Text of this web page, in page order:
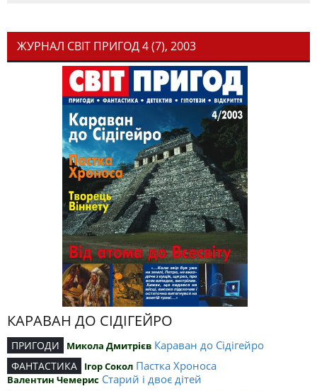
ЖУРНАЛ СВІТ ПРИГОД 4 (7), 2003
КАРАВАН ДО СІДІГЕЙРО
ПРИГОДИ Микола Дмитрієв Караван до Сідігейро
ФАНТАСТИКА Ігор Сокол Пастка Хроноса
Валентин Чемерис Старий і двоє дітей